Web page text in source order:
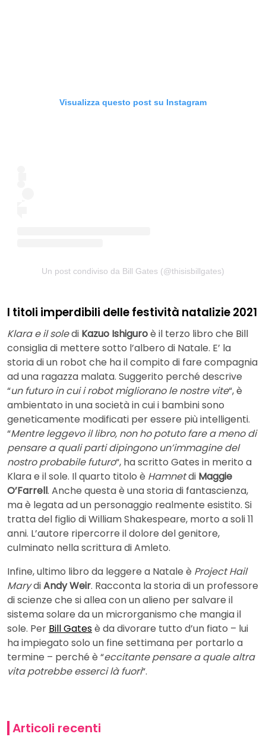
Visualizza questo post su Instagram
Un post condiviso da Bill Gates (@thisisbillgates)
I titoli imperdibili delle festività natalizie 2021
Klara e il soledi Kazuo Ishiguroè il terzo libro che Bill
consiglia di mettere sotto l’albero di Natale. E’ la
storia di un robot che ha il compito di fare compagnia
ad una ragazza malata. Suggerito perché descrive
“un futuro in cui i robot migliorano le nostre vite“, è
ambientato in una società in cui i bambini sono
geneticamente modificati per essere più intelligenti.
“Mentre leggevo il libro, non ho potuto fare a meno di
pensare a quali parti dipingono un’immagine del
nostro probabile futuro“, ha scritto Gates in merito a
Klara e il sole. Il quarto titolo è Hamnetdi Maggie
O’Farrell. Anche questa è una storia di fantascienza,
ma è legata ad un personaggio realmente esistito. Si
tratta del figlio di William Shakespeare, morto a soli 11
anni. L’autore ripercorre il dolore del genitore,
culminato nella scrittura di Amleto.
Infine, ultimo libro da leggere a Natale è Project Hail
MarydiAndy Weir. Racconta la storia di un professore
di scienze che si allea con un alieno per salvare il
sistema solare da un microrganismo che mangia il
sole. Per Bill Gatesè da divorare tutto d’un fiato – lui
ha impiegato solo un fine settimana per portarlo a
termine – perché è “eccitante pensare a quale altra
vita potrebbe esserci là fuori“.
Articoli recenti